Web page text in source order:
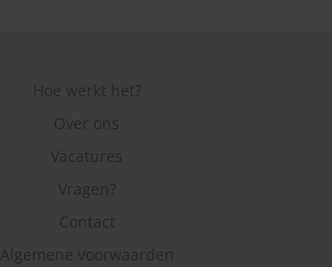
Hoe werkt het?
Over ons
Vacatures
Vragen?
Contact
Algemene voorwaarden